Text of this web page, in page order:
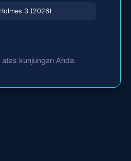
3 (2026)
kunjungan Anda.